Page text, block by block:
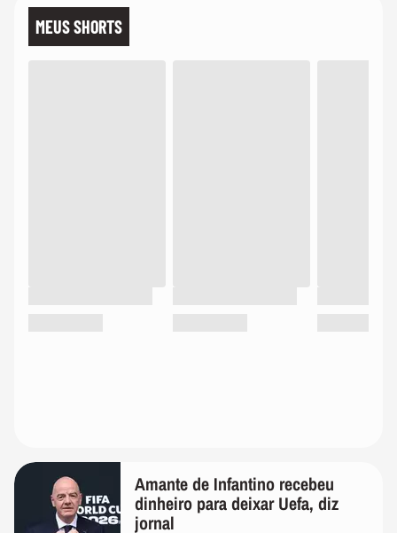
MEUS SHORTS
Amante de Infantino recebeu
dinheiro para deixar Uefa, diz
jornal